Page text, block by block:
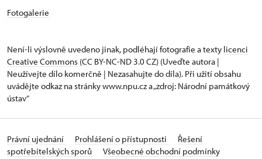
Fotogalerie
Není-li výslovně uvedeno jinak, podléhají fotografie a texty licenci
Creative Commons (CC BY-NC-ND 3.0 CZ) (Uveďte autora |
Neužívejte dílo komerčně | Nezasahujte do díla). Při užití obsahu
uvádějte odkaz na stránky www.npu.cz a „zdroj: Národní památkový
ústav“
Právní ujednání Prohlášení o přístupnosti
Řešení
spotřebitelských sporů
Všeobecné obchodní podmínky